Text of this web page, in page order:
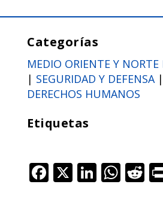
Categorías
MEDIO ORIENTE Y NORTE
| SEGURIDAD Y DEFENSA |
DERECHOS HUMANOS
Etiquetas
F X Li W R